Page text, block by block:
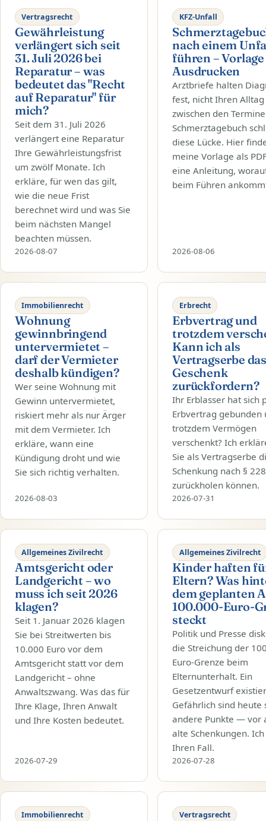
Vertragsrecht
Gewährleistung
verlängert sich seit
31. Juli 2026 bei
Reparatur – was
bedeutet das "Recht
auf Reparatur" für
mich?
Seit dem 31. Juli 2026
verlängert eine Reparatur
Ihre Gewährleistungsfrist
um zwölf Monate. Ich
erkläre, für wen das gilt,
wie die neue Frist
berechnet wird und was Sie
beim nächsten Mangel
beachten müssen.
2026-08-07
KFZ-Unfall
nach einem
führen –
Ausdrucken
Arztbriefe halten
fest, nicht Ihren Alltag
zwischen den
Schmerztagebuch
diese Lücke. Hier
meine Vorlage als
eine Anleitung,
beim Führen
2026-08-06
Immobilienrecht
Wohnung
gewinnbringend
untervermietet –
darf der Vermieter
deshalb kündigen?
Wer seine Wohnung mit
Gewinn untervermietet,
riskiert mehr als nur Ärger
mit dem Vermieter. Ich
erkläre, wann eine
Kündigung droht und wie
Sie sich richtig verhalten.
2026-08-03
Erbrecht
Erbvertrag und
trotzdem
Kann ich als
Vertragserbe
Geschenk
zurückfordern?
Ihr Erblasser hat sich
Erbvertrag gebunden
trotzdem Vermögen
verschenkt? Ich
Sie als Vertragserbe
Schenkung nach §
zurückholen können.
2026-07-31
Allgemeines Zivilrecht
Amtsgericht oder
Landgericht – wo
muss ich seit 2026
klagen?
Seit 1. Januar 2026 klagen
Sie bei Streitwerten bis
10.000 Euro vor dem
Amtsgericht statt vor dem
Landgericht – ohne
Anwaltszwang. Was das für
Ihre Klage, Ihren Anwalt
und Ihre Kosten bedeutet.
2026-07-29
Allgemeines Zivilrecht
Kinder haften
Eltern? Was
dem geplanten
100.000-Euro-
steckt
Politik und Presse
die Streichung der
Euro-Grenze beim
Elternunterhalt. Ein
Gesetzentwurf
Gefährlich sind heute
andere Punkte — vor
alte Schenkungen.
Ihren Fall.
2026-07-28
Immobilienrecht Vertragsrecht